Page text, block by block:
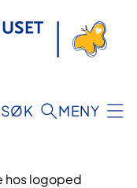
SØK MENY
hos logoped